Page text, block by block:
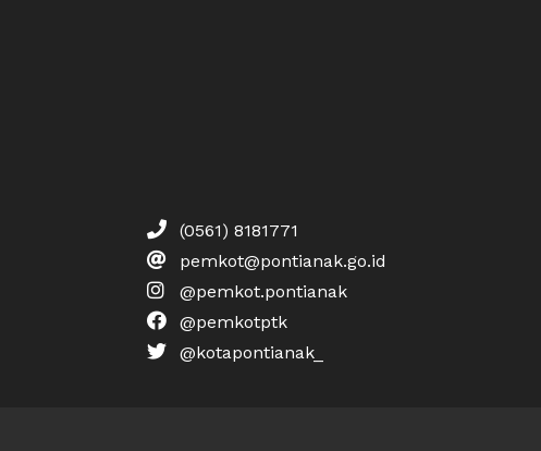
(0561) 8181771
pemkot@pontianak.go.id
@pemkot.pontianak
@pemkotptk
@kotapontianak_